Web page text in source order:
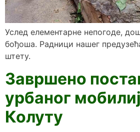
Услед елементарне непогоде,
бођоша. Радници нашег
штету.
Завршено
урбаног
Колуту